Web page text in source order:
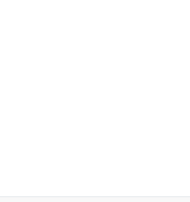
508 (dal 2010 al 2018) - Reali